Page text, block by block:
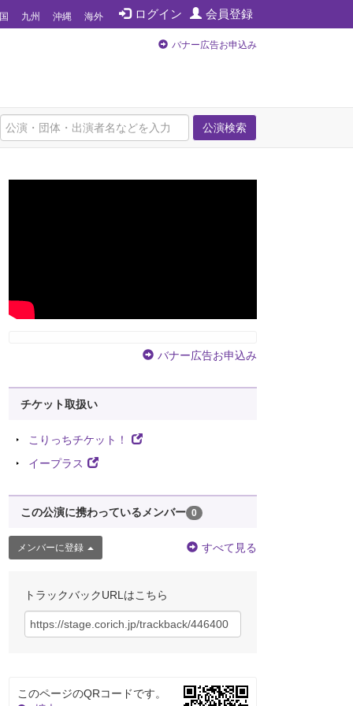
ログイン 会員登録
九州 沖縄 海外
バナー広告お申込み
公演検索
バナー広告お申込み
チケット取扱い
こりっちチケット！
イープラス
この公演に携わっているメンバー 0
メンバーに登録 すべて見る
トラックバックURLはこちら
このページのQRコードです。